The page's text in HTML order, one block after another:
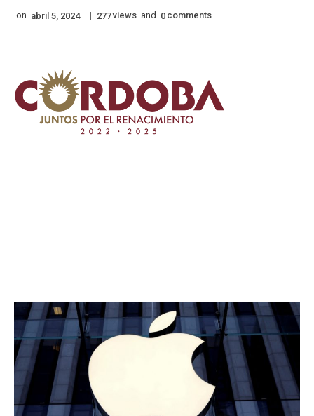
on abril 5, 2024 | 277views and 0 comments